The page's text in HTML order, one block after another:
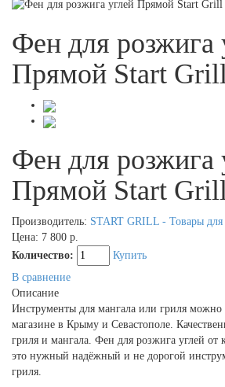
Фен для розжига
Прямой Start
Фен для розжига
Прямой Start
Производитель: START GRILL - Товары для
Цена: 7 800 р.
Количество:
Купить
В сравнение
Описание
Инструменты для мангала или гриля
магазине в Крыму и Севастополе.
гриля и мангала. Фен для розжига углей
это нужный надёжный и не дорогой
гриля.